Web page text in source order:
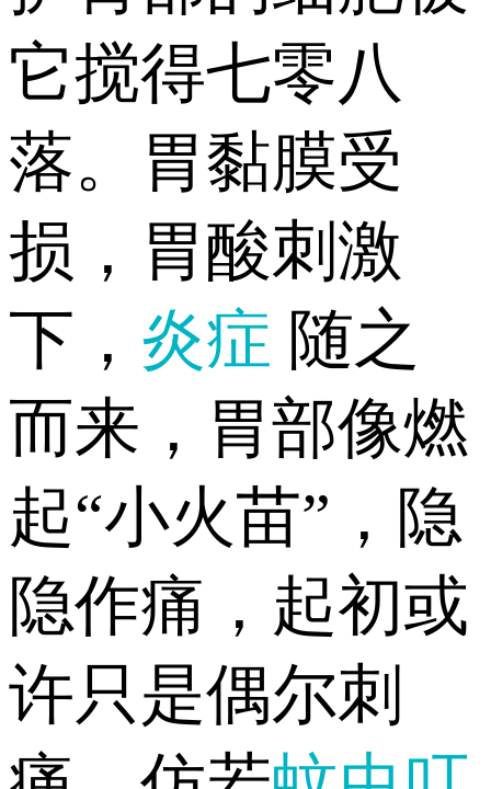
它搅得七零八
落。胃黏膜受
损，胃酸刺激
下， 炎症 随之
而来，胃部像燃
起“小火苗”，隐
隐作痛，起初或
许只是偶尔刺